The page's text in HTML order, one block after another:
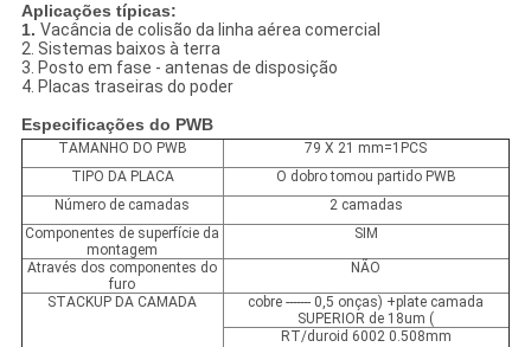
Aplicações típicas:
1. Vacância de colisão da linha aérea comercial
2. Sistemas baixos à terra
3. Posto em fase - antenas de disposição
4. Placas traseiras do poder
Especificações do PWB
TAMANHO DO PWB
79 X 21 mm=1PCS
TIPO DA PLACA
O dobro tomou partido PWB
Número de camadas
2 camadas
Componentes de superfície da
montagem
SIM
Através dos componentes do
furo
NÃO
STACKUP DA CAMADA
cobre ------- 0,5 onças) +plate camada
SUPERIOR de 18um (
RT/duroid 6002 0.508mm